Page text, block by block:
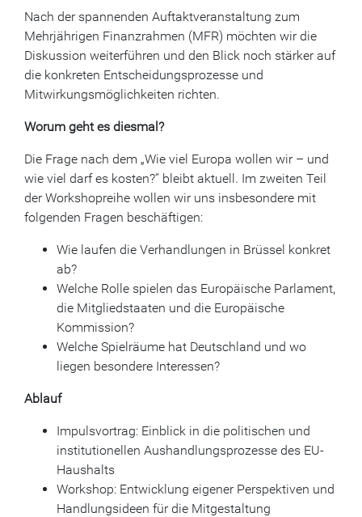
Nach der spannenden Auftaktveranstaltung zum
Mehrjährigen Finanzrahmen (MFR) möchten wir die
Diskussion weiterführen und den Blick noch stärker auf
die konkreten Entscheidungsprozesse und
Mitwirkungsmöglichkeiten richten.
Worum geht es diesmal?
Die Frage nach dem „Wie viel Europa wollen wir – und
wie viel darf es kosten?“ bleibt aktuell. Im zweiten Teil
der Workshopreihe wollen wir uns insbesondere mit
folgenden Fragen beschäftigen:
Wie laufen die Verhandlungen in Brüssel konkret
ab?
Welche Rolle spielen das Europäische Parlament,
die Mitgliedstaaten und die Europäische
Kommission?
Welche Spielräume hat Deutschland und wo
liegen besondere Interessen?
Ablauf
Impulsvortrag: Einblick in die politischen und
institutionellen Aushandlungsprozesse des EU-
Haushalts
Workshop: Entwicklung eigener Perspektiven und
Handlungsideen für die Mitgestaltung